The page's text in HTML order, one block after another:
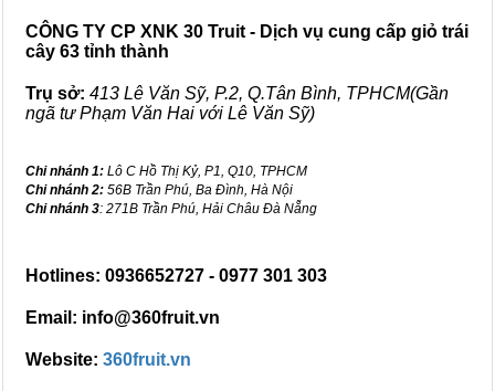
CÔNG TY CP XNK 30 Truit - Dịch vụ cung cấp giỏ trái
cây 63 tỉnh thành
Trụ sở: 413 Lê Văn Sỹ, P.2, Q.Tân Bình, TPHCM(Gần
ngã tư Phạm Văn Hai với Lê Văn Sỹ)
Chi nhánh 1: Lô C Hồ Thị Kỷ, P1, Q10, TPHCM
Chi nhánh 2: 56B Trần Phú, Ba Đình, Hà Nội
Chi nhánh 3: 271B Trần Phú, Hải Châu Đà Nẵng
Hotlines: 0936652727 - 0977 301 303
Email: info@360fruit.vn
Website: 360fruit.vn